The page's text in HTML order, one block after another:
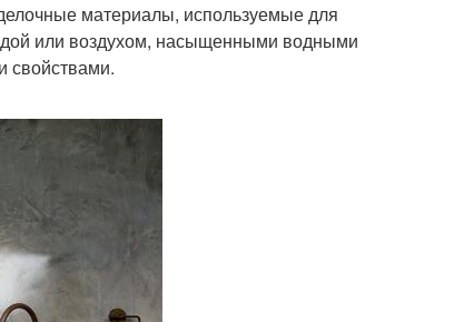
материалы, используемые для
или воздухом, насыщенными водными
свойствами.